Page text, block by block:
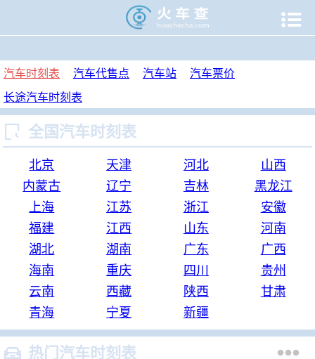

汽车时刻表 汽车代售点 汽车站
汽车票价
长途汽车时刻表
 全国汽车时刻表
北京 天津 河北
山西
内蒙古
辽宁 吉林
黑龙江
上海
江苏 浙江
安徽
福建
江西 山东
河南
湖北
湖南 广东
广西
海南
重庆 四川
贵州
云南
西藏 陕西
甘肃
青海
宁夏 新疆
 热门汽车时刻表 